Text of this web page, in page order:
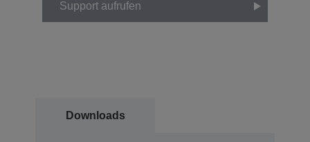
Support aufrufen
Downloads